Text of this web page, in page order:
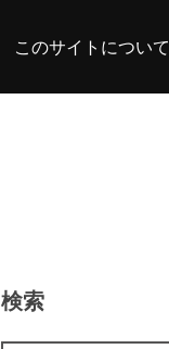
このサイトについて
検索